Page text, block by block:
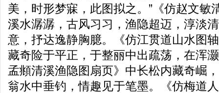
美，时形梦寐，此图拟之。”《仿赵文敏
溪水潺潺，古风习习，渔隐超迈，淳淡
意，抒达逸静胸臆。《仿江贯道山水图
藏奇险于平正，于整丽中出疏荡，在浑
孟頫清溪渔隐图扇页》中长松内藏奇崛
翁水中垂钓，情趣见于笔墨。《仿梅道